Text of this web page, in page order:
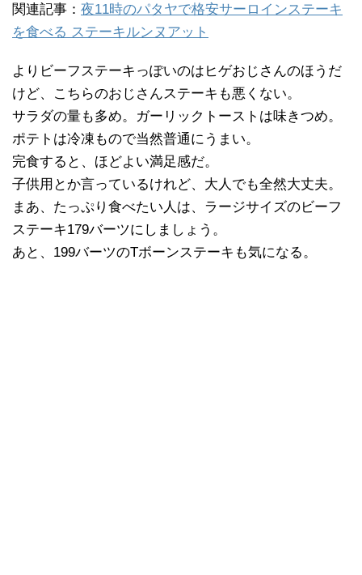
関連記事： 夜11時のパタヤで格安サーロインステーキ
を食べる ステーキルンヌアット
よりビーフステーキっぽいのはヒゲおじさんのほうだ
けど、こちらのおじさんステーキも悪くない。
サラダの量も多め。ガーリックトーストは味きつめ。
ポテトは冷凍もので当然普通にうまい。
完食すると、ほどよい満足感だ。
子供用とか言っているけれど、大人でも全然大丈夫。
まあ、たっぷり食べたい人は、ラージサイズのビーフ
ステーキ179バーツにしましょう。
あと、199バーツのTボーンステーキも気になる。